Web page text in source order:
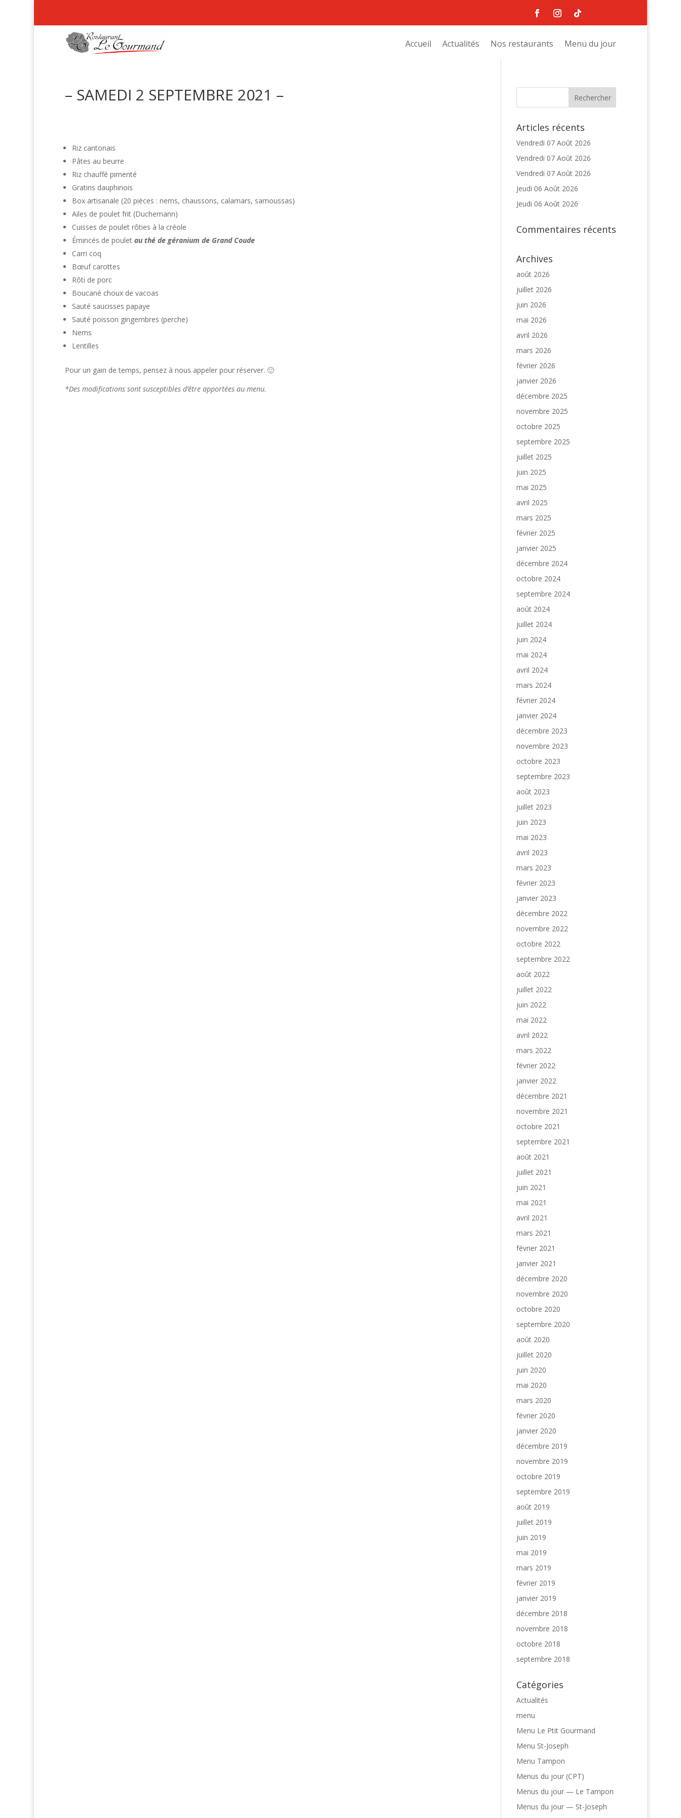
Accueil Actualités Nos restaurants Menu du jour
– SAMEDI 2 SEPTEMBRE 2021 –
Riz cantonais
Pâtes au beurre
Riz chauffé pimenté
Gratins dauphinois
Box artisanale (20 pièces : nems, chaussons, calamars, samoussas)
Ailes de poulet frit (Duchemann)
Cuisses de poulet rôties à la créole
Émincés de poulet au thé de géranium de Grand Coude
Carri coq
Bœuf carottes
Rôti de porc
Boucané choux de vacoas
Sauté saucisses papaye
Sauté poisson gingembres (perche)
Nems
Lentilles
Pour un gain de temps, pensez à nous appeler pour réserver. 🙂
*Des modifications sont susceptibles d’être apportées au menu.
Articles récents
Vendredi 07 Août 2026
Vendredi 07 Août 2026
Vendredi 07 Août 2026
Jeudi 06 Août 2026
Jeudi 06 Août 2026
Commentaires récents
Archives
août 2026
juillet 2026
juin 2026
mai 2026
avril 2026
mars 2026
février 2026
janvier 2026
décembre 2025
novembre 2025
octobre 2025
septembre 2025
juillet 2025
juin 2025
mai 2025
avril 2025
mars 2025
février 2025
janvier 2025
décembre 2024
octobre 2024
septembre 2024
août 2024
juillet 2024
juin 2024
mai 2024
avril 2024
mars 2024
février 2024
janvier 2024
décembre 2023
novembre 2023
octobre 2023
septembre 2023
août 2023
juillet 2023
juin 2023
mai 2023
avril 2023
mars 2023
février 2023
janvier 2023
décembre 2022
novembre 2022
octobre 2022
septembre 2022
août 2022
juillet 2022
juin 2022
mai 2022
avril 2022
mars 2022
février 2022
janvier 2022
décembre 2021
novembre 2021
octobre 2021
septembre 2021
août 2021
juillet 2021
juin 2021
mai 2021
avril 2021
mars 2021
février 2021
janvier 2021
décembre 2020
novembre 2020
octobre 2020
septembre 2020
août 2020
juillet 2020
juin 2020
mai 2020
mars 2020
février 2020
janvier 2020
décembre 2019
novembre 2019
octobre 2019
septembre 2019
août 2019
juillet 2019
juin 2019
mai 2019
mars 2019
février 2019
janvier 2019
décembre 2018
novembre 2018
octobre 2018
septembre 2018
Catégories
Actualités
menu
Menu Le Ptit Gourmand
Menu St-Joseph
Menu Tampon
Menus du jour (CPT)
Menus du jour — Le Tampon
Menus du jour — St-Joseph